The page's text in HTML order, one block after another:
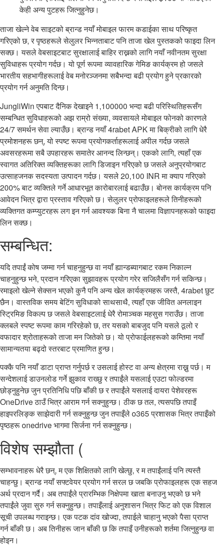
केही अन्य पुटहरू जित्नुहुनेछ।
ताजा खेल्ने वेब साइटको ब्रान्ड नयाँ मोबाइल फारम कडाईका साथ परिष्कृत
गरिएको छ, र पृष्ठहरूले सेलुलर भिन्नताबाट पनि ताजा खेल पुस्तकको फाइदा लिन
सक्छ। यसले वेबसाइटबाट सुरक्षालाई बाहिर राख्नको लागि नयाँ नवीनतम सुरक्षा
सुविधाहरू प्रयोग गर्दछ। यो पूर्ण रूपमा व्यावहारिक गेमिङ कार्यक्रम हो जसले
भारतीय सहभागीहरूलाई वेब मनोरञ्जनमा सबैभन्दा बढी प्रयोग हुने प्रकारको
प्रयोग गर्न अनुमति दिन्छ।
JungliWin एपबाट दैनिक देखाइने 1,100000 भन्दा बढी परिस्थितिहरूसँग
सम्बन्धित सुविधाहरूको अझ राम्रो संख्या, व्यवसायले मोबाइल फोनको कारणले
24/7 समर्थन सेवा ल्याउँछ। ब्रान्ड नयाँ 4rabet APK मा बिक्रीको लागि धेरै
प्रमोशनहरू छन्, यो स्पष्ट रूपमा प्रयोगकर्ताहरूलाई अपील गर्दछ जसले
अवसरहरूमा सबै उपहारहरू समातेर आनन्द लिन्छन्। एकको लागि, त्यहाँ एक
स्वागत अतिरिक्त व्यक्तिहरूका लागि डिजाइन गरिएको छ जसले अनुप्रयोगबाट
उत्साहजनक सदस्यता उत्पादन गर्दछ। यसले 20,100 INR मा क्याप गरिएको
200% बाट व्यक्तिले गर्ने आधारभूत कारोबारलाई बढाउँछ। बोनस कार्यक्रम पनि
आवेदन भित्र द्वारा प्रस्ताव गरिएको छ। सेलुलर प्रोफाइलहरूले तिनीहरूको
व्यक्तिगत कम्प्युटरहरू लग इन गर्न आवश्यक बिना नै चालमा विज्ञापनहरूको फाइदा
लिन सक्छ।
सम्बन्धित:
यदि तपाईं कोष जम्मा गर्न चाहनुहुन्छ वा नयाँ ह्यान्डब्यागबाट रकम निकाल्न
चाहनुहुन्छ भने, प्रदान गरिएका सुझावहरू प्रयोग गरेर सजिलैसँग गर्न सकिन्छ।
रमाइलो खेल्ने सेक्सन भएको कुनै पनि अन्य खेल कार्यक्रमहरू जस्तै, 4rabet छुट
छैन। वास्तविक समय बेटिंग सुविधाको साथसाथै, त्यहाँ एक जीवित अनलाइन
स्ट्रिमिङ विकल्प छ जसले वेबसाइटलाई धेरै रोमाञ्चक महसुस गराउँछ। ताजा
क्लबले स्पष्ट रूपमा काम गरिरहेको छ, तर यसको बाबजुद पनि यसले ठूलो र
वफादार श्रोताहरूको ताजा मन जितेको छ। यो प्रोफाईलहरूको कम्तिमा नयाँ
सामान्यतया बढ्दो स्तरबाट प्रमाणित हुन्छ।
पक्कै पनि नयाँ डाटा प्राप्त गर्नुपर्छ र उसलाई होस्ट वा अन्य क्षेत्रमा राख्नु पर्छ। म
सन्देशलाई डाउनलोड गर्ने झुकाव राख्छु र तपाईंले यसलाई एउटा फोल्डरमा
छोड्नुहुनेछ जुन प्रतिनिधि पछि बाँकी छ र तपाईंले यसलाई दायरा पेशेवरहरू
OneDrive ठाउँ भित्र आराम गर्न सक्नुहुन्छ। ठीक छ तल, त्यसपछि तपाइँ
हाइपरलिङ्क साझेदारी गर्न सक्नुहुन्छ जुन तपाइँले o365 प्रशासक भित्र तपाइँको
पृष्ठहरू onedrive भागमा सिर्जना गर्न सक्नुहुन्छ।
विशेष सम्झौता (
सम्भावनाहरू धेरै छन्, म एक शिक्षितको लागि खेल्छु, र म तपाईंलाई पनि त्यस्तै
चाहन्छु। ब्रान्ड नयाँ सफ्टवेयर प्रयोग गर्न सरल छ जबकि प्रोफाइलहरू एक सहज
अर्थ प्रदान गर्दै। अब तपाईंले प्रारम्भिक निक्षेपमा खाता बनाउनु भएको छ भने
तपाईंले जुवा सुरु गर्न सक्नुहुन्छ। तपाइँलाई अनुशासन भित्र फिट को एक विशाल
सूची उपलब्ध गराइन्छ। एक पटक दांव खोज्दा, तपाईले चाहानु भएको पैसा प्राप्त
गर्न बाँकी छ। अब तिनीहरू जान बाँकी छ कि तपाइँ उनीहरूको शर्तमा जित्नुहुन्छ वा
होइन।